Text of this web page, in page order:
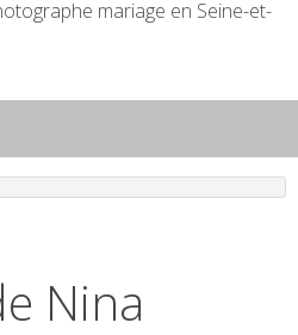
mariage en Seine-et-
Nina